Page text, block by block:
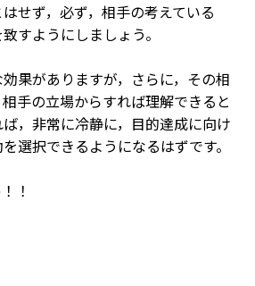
せず，必ず，相手の考えている
すようにしましょう。
果がありますが，さらに，その相
手の立場からすれば理解できると
，非常に冷静に，目的達成に向け
選択できるようになるはずです。
！